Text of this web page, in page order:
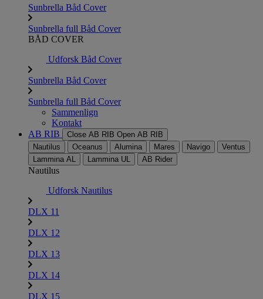
Sunbrella Båd Cover
Sunbrella full Båd Cover
BÅD COVER
Udforsk Båd Cover
Sunbrella Båd Cover
Sunbrella full Båd Cover
Sammenlign
Kontakt
AB RIB
Close AB RIB Open AB RIB
Nautilus
Oceanus Alumina Mares Navigo
Ventus
Lammina AL
Lammina UL AB Rider
Nautilus
Udforsk Nautilus
DLX 11
DLX 12
DLX 13
DLX 14
DLX 15